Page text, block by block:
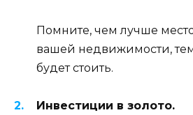
Помните, чем лучше
вашей недвижимости,
будет стоить.
Инвестиции в золото.